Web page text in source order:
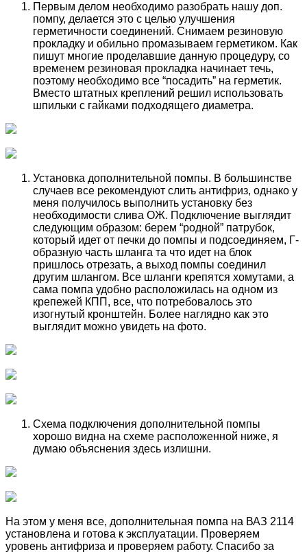
Первым делом необходимо разобрать нашу доп.
помпу, делается это с целью улучшения
герметичности соединений. Снимаем резиновую
прокладку и обильно промазываем герметиком. Как
пишут многие проделавшие данную процедуру, со
временем резиновая прокладка начинает течь,
поэтому необходимо все “посадить” на герметик.
Вместо штатных креплений решил использовать
шпильки с гайками подходящего диаметра.
Установка дополнительной помпы. В большинстве
случаев все рекомендуют слить антифриз, однако у
меня получилось выполнить установку без
необходимости слива ОЖ. Подключение выглядит
следующим образом: берем “родной” патрубок,
который идет от печки до помпы и подсоединяем, Г-
образную часть шланга та что идет на блок
пришлось отрезать, а выход помпы соединил
другим шлангом. Все шланги крепятся хомутами, а
сама помпа удобно расположилась на одном из
крепежей КПП, все, что потребовалось это
изогнутый кронштейн. Более наглядно как это
выглядит можно увидеть на фото.
Схема подключения дополнительной помпы
хорошо видна на схеме расположенной ниже, я
думаю объяснения здесь излишни.
На этом у меня все, дополнительная помпа на ВАЗ 2114
установлена и готова к эксплуатации. Проверяем
уровень антифриза и проверяем работу. Спасибо за